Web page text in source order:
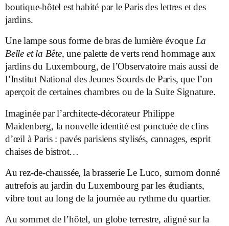
boutique-hôtel est habité par le Paris des lettres et des
jardins.
Une lampe sous forme de bras de lumière évoque La
Belle et la Bête, une palette de verts rend hommage aux
jardins du Luxembourg, de l’Observatoire mais aussi de
l’Institut National des Jeunes Sourds de Paris, que l’on
aperçoit de certaines chambres ou de la Suite Signature.
Imaginée par l’architecte-décorateur Philippe
Maidenberg, la nouvelle identité est ponctuée de clins
d’œil à Paris : pavés parisiens stylisés, cannages, esprit
chaises de bistrot…
Au rez-de-chaussée, la brasserie Le Luco, surnom donné
autrefois au jardin du Luxembourg par les étudiants,
vibre tout au long de la journée au rythme du quartier.
Au sommet de l’hôtel, un globe terrestre, aligné sur la